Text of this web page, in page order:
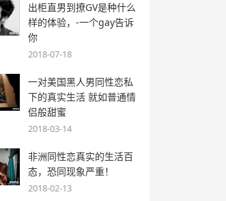
出柜直男到撩GV是种什么
样的体验，-一个gay告诉
你
2018-07-18
一对美国黑人男同性恋私
下的真实生活 就如普通情
侣般甜蜜
2018-03-14
非洲同性恋真实的生活百
态，恐同现象严重！
2018-02-13